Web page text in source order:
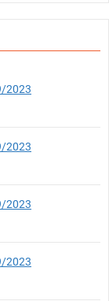
2023
2023
2023
2023